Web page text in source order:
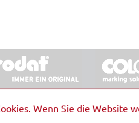
Wenn Sie die Website
2026 Stempel & Schilder RUDOLF